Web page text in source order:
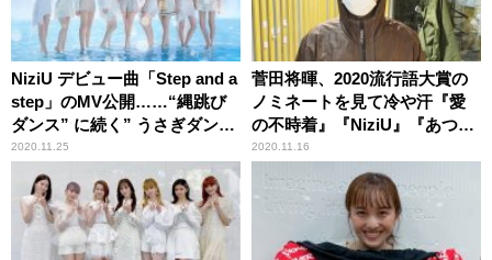
NiziU デビュー曲「Step and a
step」のMV公開……“縄跳び
ダンス” に続く” うさぎダン
ス” に注目！
2020.11.25
菅田将暉、2020流行語大賞の
ノミネートを見て冷や汗『愛
の不時着』『NiziU』『あつ
森』も「よく知らない……」
2020.11.16